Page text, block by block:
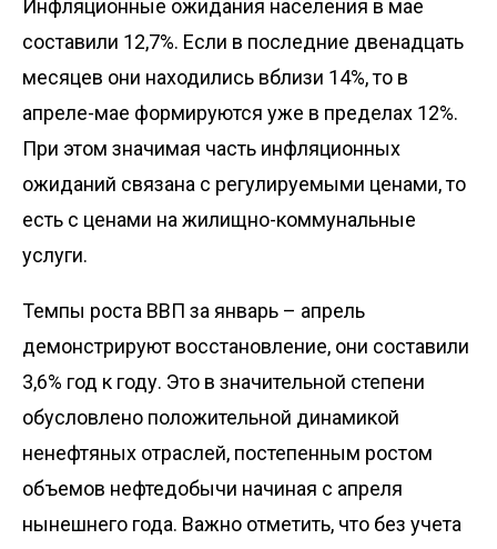
Инфляционные ожидания населения в мае
составили 12,7%. Если в последние двенадцать
месяцев они находились вблизи 14%, то в
апреле-мае формируются уже в пределах 12%.
При этом значимая часть инфляционных
ожиданий связана с регулируемыми ценами, то
есть с ценами на жилищно-коммунальные
услуги.
Темпы роста ВВП за январь – апрель
демонстрируют восстановление, они составили
3,6% год к году. Это в значительной степени
обусловлено положительной динамикой
ненефтяных отраслей, постепенным ростом
объемов нефтедобычи начиная с апреля
нынешнего года. Важно отметить, что без учета